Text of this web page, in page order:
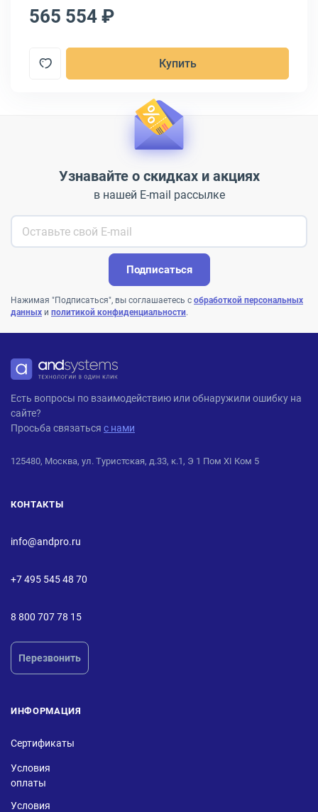
565 554 ₽
Купить
Узнавайте о скидках и акциях
в нашей E-mail рассылке
Подписаться
Нажимая "Подписаться", вы соглашаетесь с обработкой персональных
данных и политикой конфиденциальности.
ANDPRO
Есть вопросы по взаимодействию или обнаружили ошибку на
сайте?
Просьба связаться с нами
125480, Москва, ул. Туристская, д.33, к.1, Э 1 Пом XI Ком 5
КОНТАКТЫ
info@andpro.ru
+7 495 545 48 70
8 800 707 78 15
Перезвонить
ИНФОРМАЦИЯ
Сертификаты
Условия
оплаты
Условия